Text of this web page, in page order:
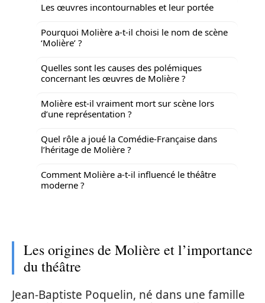
Les œuvres incontournables et leur portée
Pourquoi Molière a-t-il choisi le nom de scène
‘Molière’ ?
Quelles sont les causes des polémiques
concernant les œuvres de Molière ?
Molière est-il vraiment mort sur scène lors
d’une représentation ?
Quel rôle a joué la Comédie-Française dans
l’héritage de Molière ?
Comment Molière a-t-il influencé le théâtre
moderne ?
Les origines de Molière et l’importance
du théâtre
Jean-Baptiste Poquelin, né dans une famille